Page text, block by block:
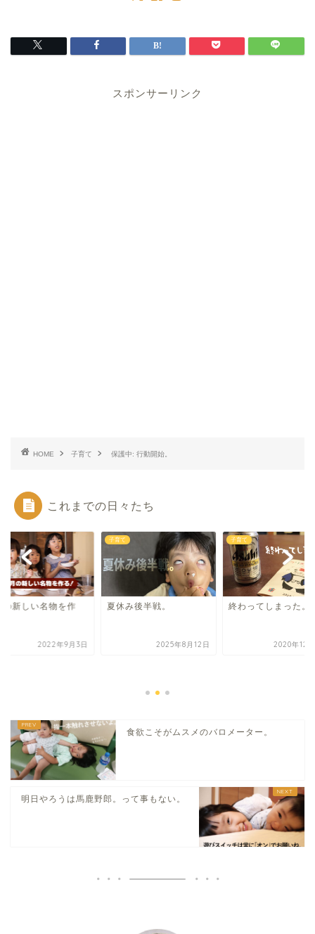
スポンサーリンク
HOME 子育て 保護中: 行動開始。
これまでの日々たち
の新しい名物を作
2022年9月3日
子育て
夏休み後半戦。
2025年8月12日
子育て
終わってしまった。
2020年12
食欲こそがムスメのバロメーター。
明日やろうは馬鹿野郎。って事もない。